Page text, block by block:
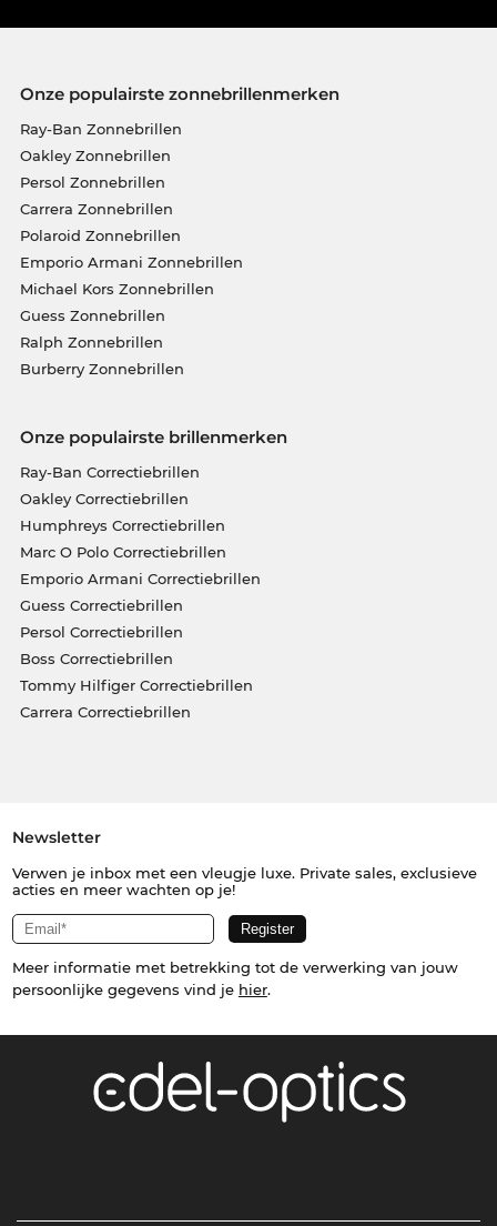
Onze populairste zonnebrillenmerken
Ray-Ban Zonnebrillen
Oakley Zonnebrillen
Persol Zonnebrillen
Carrera Zonnebrillen
Polaroid Zonnebrillen
Emporio Armani Zonnebrillen
Michael Kors Zonnebrillen
Guess Zonnebrillen
Ralph Zonnebrillen
Burberry Zonnebrillen
Onze populairste brillenmerken
Ray-Ban Correctiebrillen
Oakley Correctiebrillen
Humphreys Correctiebrillen
Marc O Polo Correctiebrillen
Emporio Armani Correctiebrillen
Guess Correctiebrillen
Persol Correctiebrillen
Boss Correctiebrillen
Tommy Hilfiger Correctiebrillen
Carrera Correctiebrillen
Newsletter
Verwen je inbox met een vleugje luxe. Private sales, exclusieve
acties en meer wachten op je!
Meer informatie met betrekking tot de verwerking van jouw
persoonlijke gegevens vind je hier.